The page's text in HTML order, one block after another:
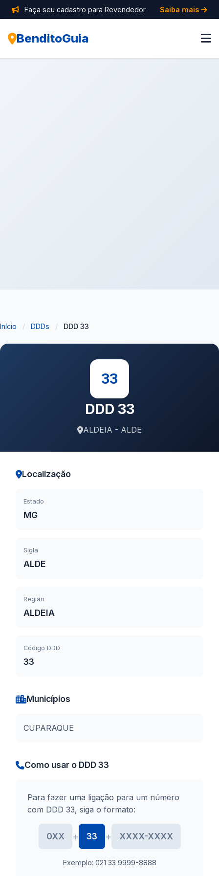
Faça seu cadastro para Revendedor Saiba mais
BenditoGuia
Início / DDDs / DDD 33
33
DDD 33
ALDEIA - ALDE
Localização
Estado
MG
Sigla
ALDE
Região
ALDEIA
Código DDD
33
Municípios
CUPARAQUE
Como usar o DDD 33
Para fazer uma ligação para um número
com DDD 33, siga o formato:
0XX + 33 + XXXX-XXXX
Exemplo: 021 33 9999-8888